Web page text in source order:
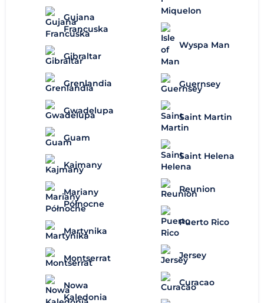
Gujana
Francuska
Gibraltar
Grenlandia
Gwadelupa
Guam
Kajmany
Mariany
Północne
Martynika
Montserrat
Nowa
Kaledonia
Wyspa Man
Guernsey
Saint Martin
Saint Helena
Reunion
Puerto Rico
Jersey
Curacao